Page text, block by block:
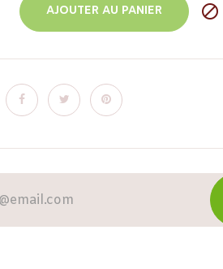
AJOUTER AU PANIER 